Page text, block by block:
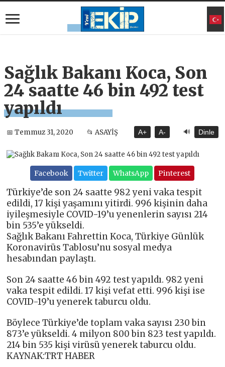
Sağlık Bakanı Koca, Son
24 saatte 46 bin 492 test
yapıldı
📅 Temmuz 31, 2020 📂 ASAYİŞ A+ A- 🔊 Dinle
Facebook Twitter WhatsApp Pinterest
Türkiye’de son 24 saatte 982 yeni vaka tespit
edildi, 17 kişi yaşamını yitirdi. 996 kişinin daha
iyileşmesiyle COVID-19’u yenenlerin sayısı 214
bin 535’e yükseldi.
Sağlık Bakanı Fahrettin Koca, Türkiye Günlük
Koronavirüs Tablosu’nu sosyal medya
hesabından paylaştı.
Son 24 saatte 46 bin 492 test yapıldı. 982 yeni
vaka tespit edildi. 17 kişi vefat etti. 996 kişi ise
COVID-19’u yenerek taburcu oldu.
Böylece Türkiye’de toplam vaka sayısı 230 bin
873’e yükseldi. 4 milyon 800 bin 823 test yapıldı.
214 bin 535 kişi virüsü yenerek taburcu oldu.
KAYNAK:TRT HABER